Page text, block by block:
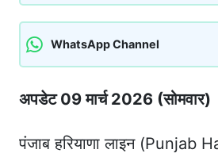
WhatsApp Channel
अपडेट 09 मार्च 2026 (सोमवार)
पंजाब हरियाणा लाइन (Punjab